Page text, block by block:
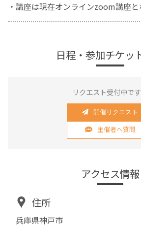
・講座は現在オンラインzoom講座と
日程・参加チケッ
リクエスト受付中です
開催リクエスト
主催者へ質問
アクセス情報
住所
兵庫県神戸市